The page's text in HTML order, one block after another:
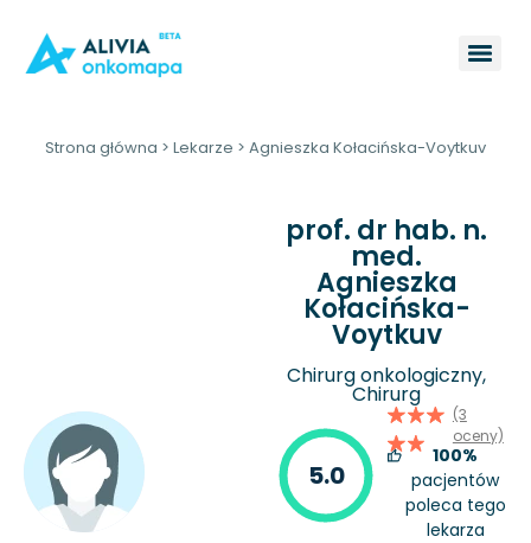
Strona główna > Lekarze > Agnieszka Kołacińska-Voytkuv
prof. dr hab. n.
med.
Agnieszka
Kołacińska-
Voytkuv
Chirurg onkologiczny,
Chirurg
5.0
(3
oceny)
100%
pacjentów
poleca tego
lekarza